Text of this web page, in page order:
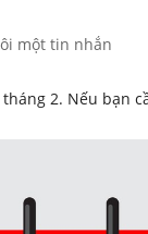
một tin nhắn
2. Nếu bạn